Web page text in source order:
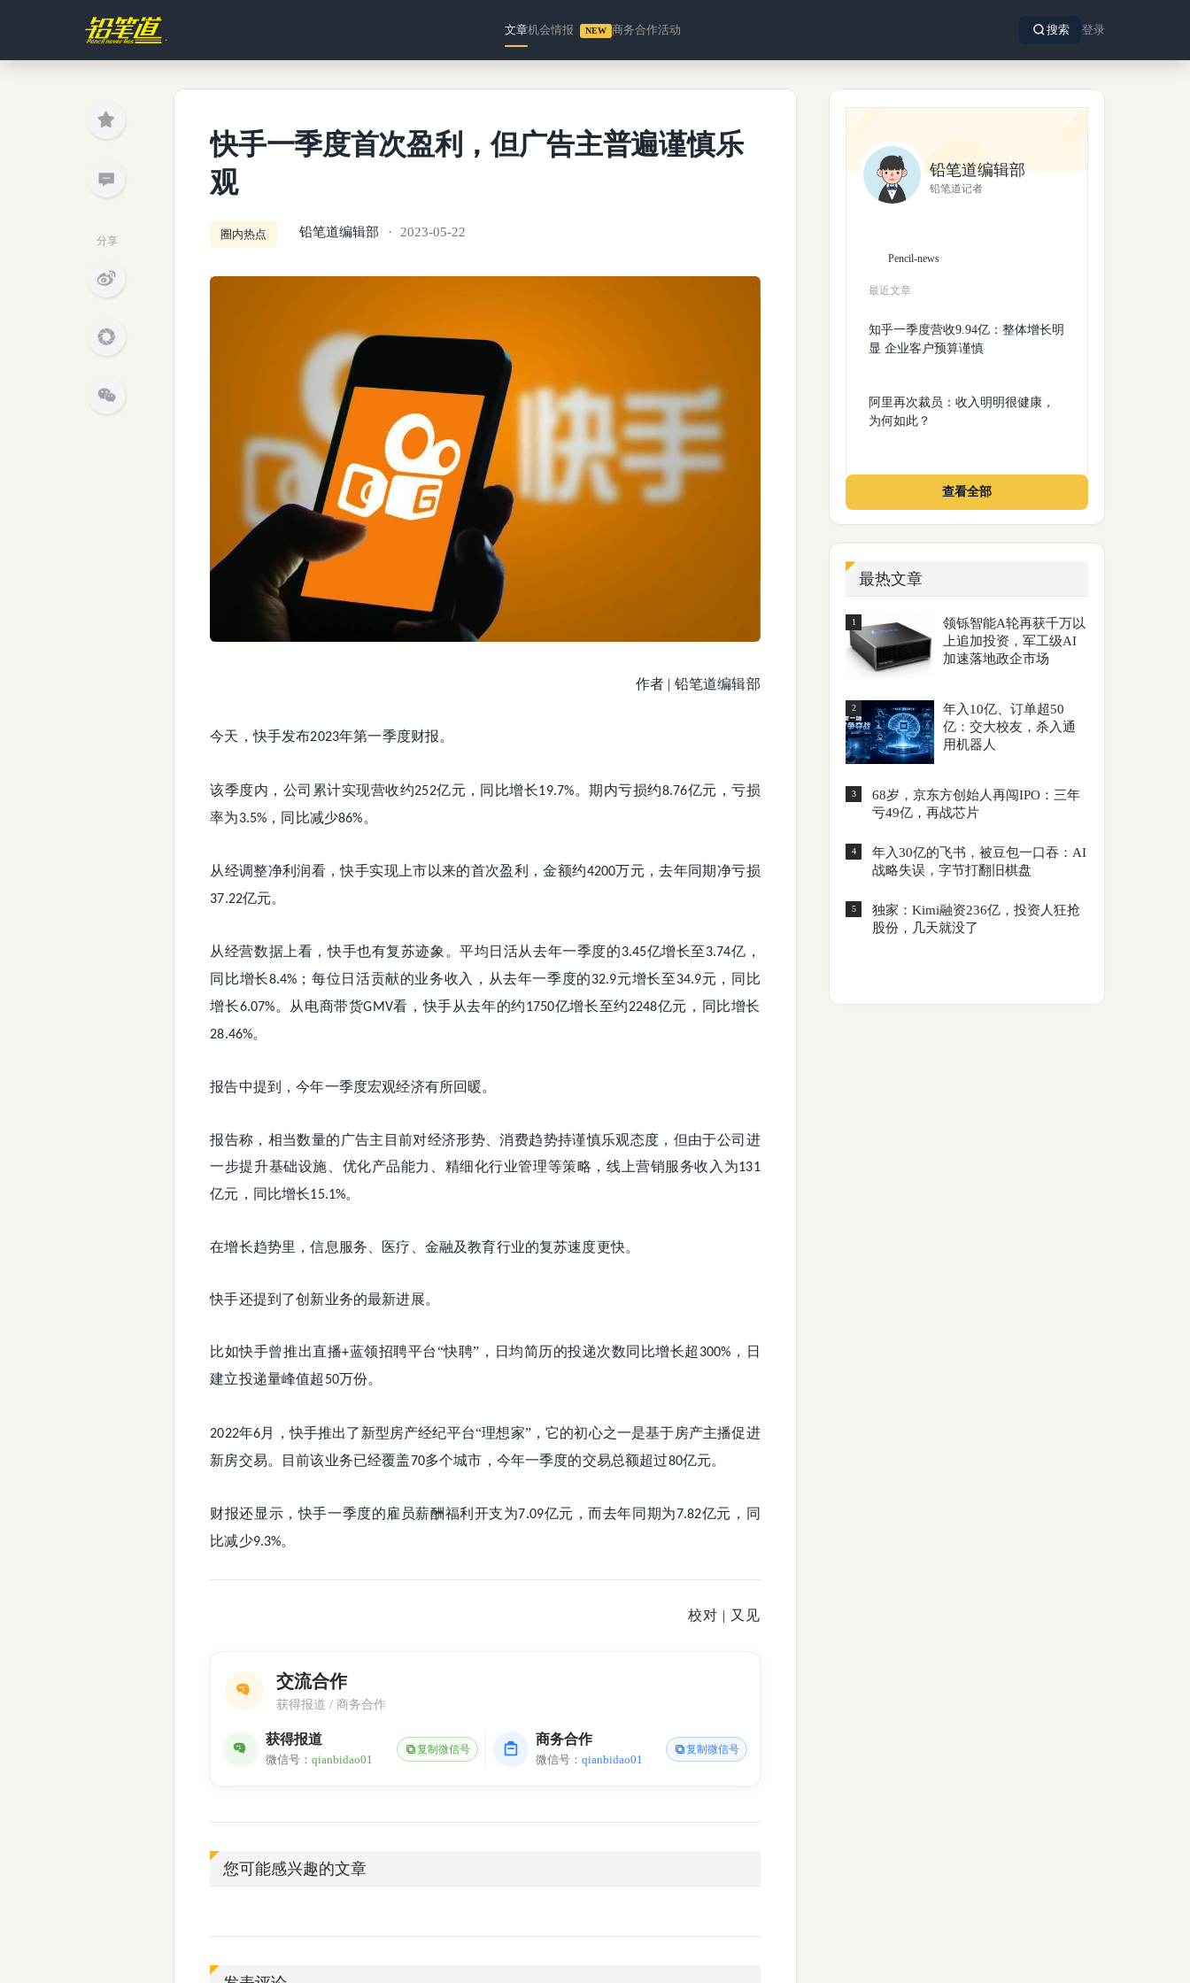
文章机会情报 NEW 商务合作活动 搜索 登录
分享
快手一季度首次盈利，但广告主普遍谨慎乐
观
圈内热点 铅笔道编辑部 2023-05-22
作者 | 铅笔道编辑部
今天，快手发布2023年第一季度财报。
该季度内，公司累计实现营收约252亿元，同比增长19.7%。期内亏损约8.76亿元，亏损
率为3.5% ，同比减少86%。
从经调整净利润看，快手实现上市以来的首次盈利，金额约4200万元，去年同期净亏损
37.22亿元。
从经营数据上看，快手也有复苏迹象。平均日活从去年一季度的3.45亿增长至3.74亿，
同比增长8.4% ；每位日活贡献的业务收入，从去年一季度的32.9元增长至34.9元，同比
增长6.07%。从电商带货GMV看，快手从去年的约1750亿增长至约2248亿元，同比增长
28.46%。
报告中提到，今年一季度宏观经济有所回暖。
报告称，相当数量的广告主目前对经济形势、消费趋势持谨慎乐观态度，但由于公司进
一步提升基础设施、优化产品能力、精细化行业管理等策略，线上营销服务收入为131
亿元，同比增长15.1%。
在增长趋势里，信息服务、医疗、金融及教育行业的复苏速度更快。
快手还提到了创新业务的最新进展。
比如快手曾推出直播+蓝领招聘平台“快聘”，日均简历的投递次数同比增长超 300% ，日
建立投递量峰值超 50万份。
2022年6月，快手推出了新型房产经纪平台“理想家”，它的初心之一是基于房产主播促进
新房交易。目前该业务已经覆盖70多个城市，今年一季度的交易总额超过80亿元。
财报还显示，快手一季度的雇员薪酬福利开支为7.09亿元，而去年同期为7.82亿元，同
比减少9.3%。
校对 | 又见
交流合作
获得报道 / 商务合作
获得报道
微信号：qianbidao01
复制微信号
商务合作
微信号： qianbidao01
复制微信号
您可能感兴趣的文章
铅笔道编辑部
铅笔道记者
Pencil-news
最近文章
知乎一季度营收9.94亿：整体增长明
显 企业客户预算谨慎
阿里再次裁员：收入明明很健康，
为何如此？
查看全部
最热文章
1
领铄智能A轮再获千万以
上追加投资，军工级AI
加速落地政企市场
2
年入10亿、订单超50
亿：交大校友，杀入通
用机器人
3
68岁，京东方创始人再闯IPO：三年
亏49亿，再战芯片
4
年入30亿的飞书，被豆包一口吞：AI
战略失误，字节打翻旧棋盘
5
独家：Kimi融资236亿，投资人狂抢
股份，几天就没了